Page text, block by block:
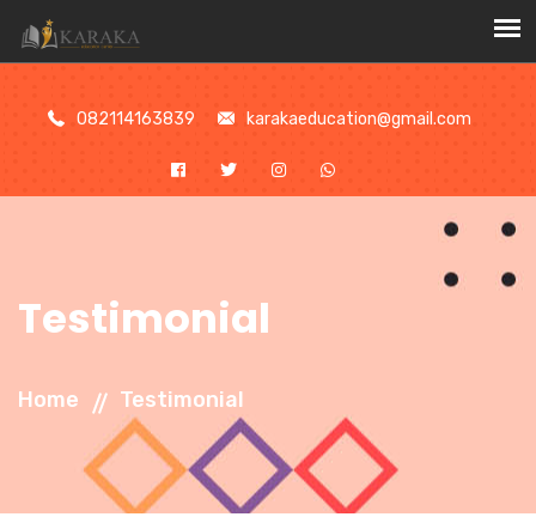
082114163839 karakaeducation@gmail.com
Testimonial
Home Testimonial